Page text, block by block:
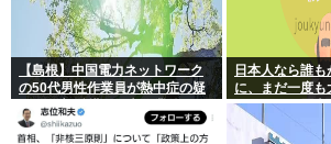
【島根】中国電力ネットワーク
の50代男性作業員が熱中症の疑
いで死亡 鉄塔の保守作業後に倒
れる 邑南町
日本人なら誰
に、まだ一度
られてない歴史